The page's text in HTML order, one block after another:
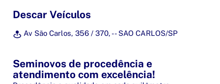
Descar Veículos
Av São Carlos, 356 / 370, - - SAO CARLOS/SP
Seminovos de procedência e
atendimento com excelência!